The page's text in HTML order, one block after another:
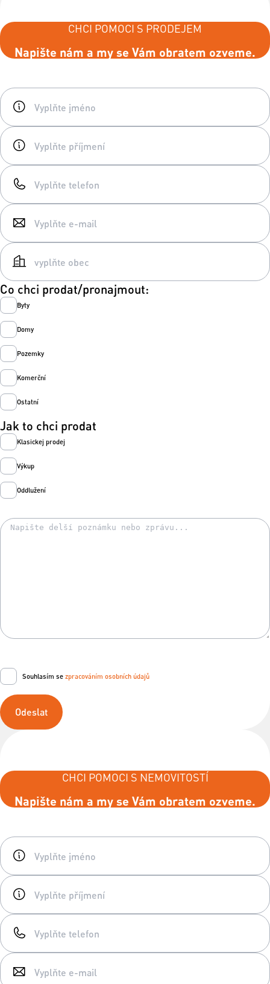
CHCI POMOCI S PRODEJEM
Napište nám a my se Vám obratem ozveme.
Co chci prodat/pronajmout:
Byty
Domy
Pozemky
Komerční
Ostatní
Jak to chci prodat
Klasickej prodej
Výkup
Oddlužení
Souhlasím se zpracováním osobních údajů
Odeslat
CHCI POMOCI S NEMOVITOSTÍ
Napište nám a my se Vám obratem ozveme.